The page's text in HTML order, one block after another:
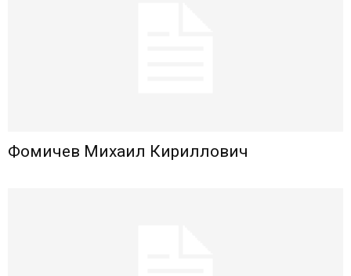
Фомичев Михаил Кириллович